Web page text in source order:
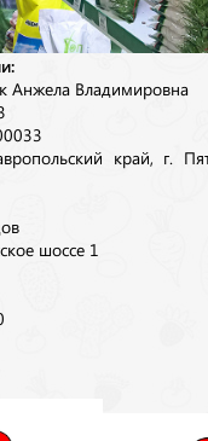
Анжела Владимировна
край, г.
шоссе 1